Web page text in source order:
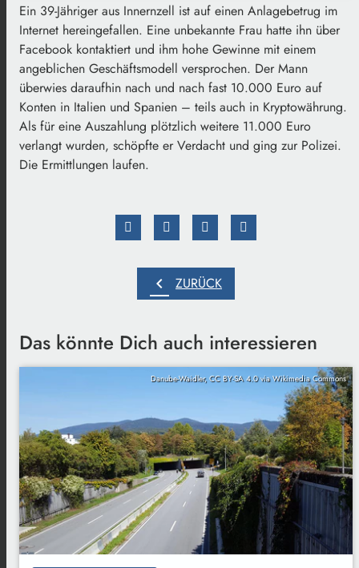
Ein 39-Jähriger aus Innernzell ist auf einen Anlagebetrug im
Internet hereingefallen. Eine unbekannte Frau hatte ihn über
Facebook kontaktiert und ihm hohe Gewinne mit einem
angeblichen Geschäftsmodell versprochen. Der Mann
überwies daraufhin nach und nach fast 10.000 Euro auf
Konten in Italien und Spanien – teils auch in Kryptowährung.
Als für eine Auszahlung plötzlich weitere 11.000 Euro
verlangt wurden, schöpfte er Verdacht und ging zur Polizei.
Die Ermittlungen laufen.
chevron_left ZURÜCK
Das könnte Dich auch interessieren
Danube-Waidler, CC BY-SA 4.0 via Wikimedia Commons